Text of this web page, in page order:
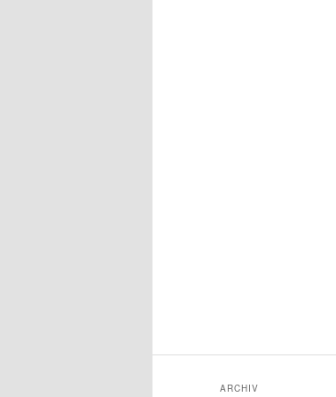
ARCHIV